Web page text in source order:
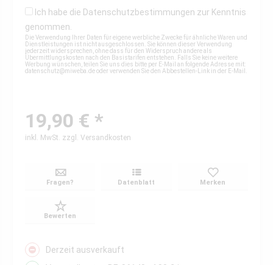
Ich habe die Datenschutzbestimmungen zur Kenntnis
genommen.
Die Verwendung Ihrer Daten für eigene werbliche Zwecke für ähnliche Waren und
Dienstleistungen ist nicht ausgeschlossen. Sie können dieser Verwendung
jederzeit widersprechen, ohne dass für den Widerspruch andere als
Übermittlungskosten nach den Basistarifen entstehen. Falls Sie keine weitere
Werbung wünschen, teilen Sie uns dies bitte per E-Mail an folgende Adresse mit:
datenschutz@miweba.deoder verwenden Sie den Abbestellen-Link in der E-Mail.
19,90 € *
inkl. MwSt. zzgl. Versandkosten
Fragen? Datenblatt Merken
Bewerten
Derzeit ausverkauft